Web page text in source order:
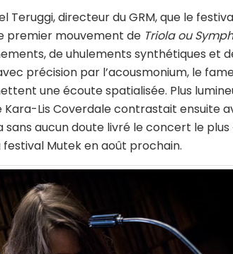
Teruggi, directeur du GRM, que le
premier mouvement de Triola ou
de uhulements synthétiques et
précision par l’acousmonium, le
une écoute spatialisée. Plus
Kara-Lis Coverdale contrastait ensuite
aucun doute livré le concert le plus
Mutek en août prochain.